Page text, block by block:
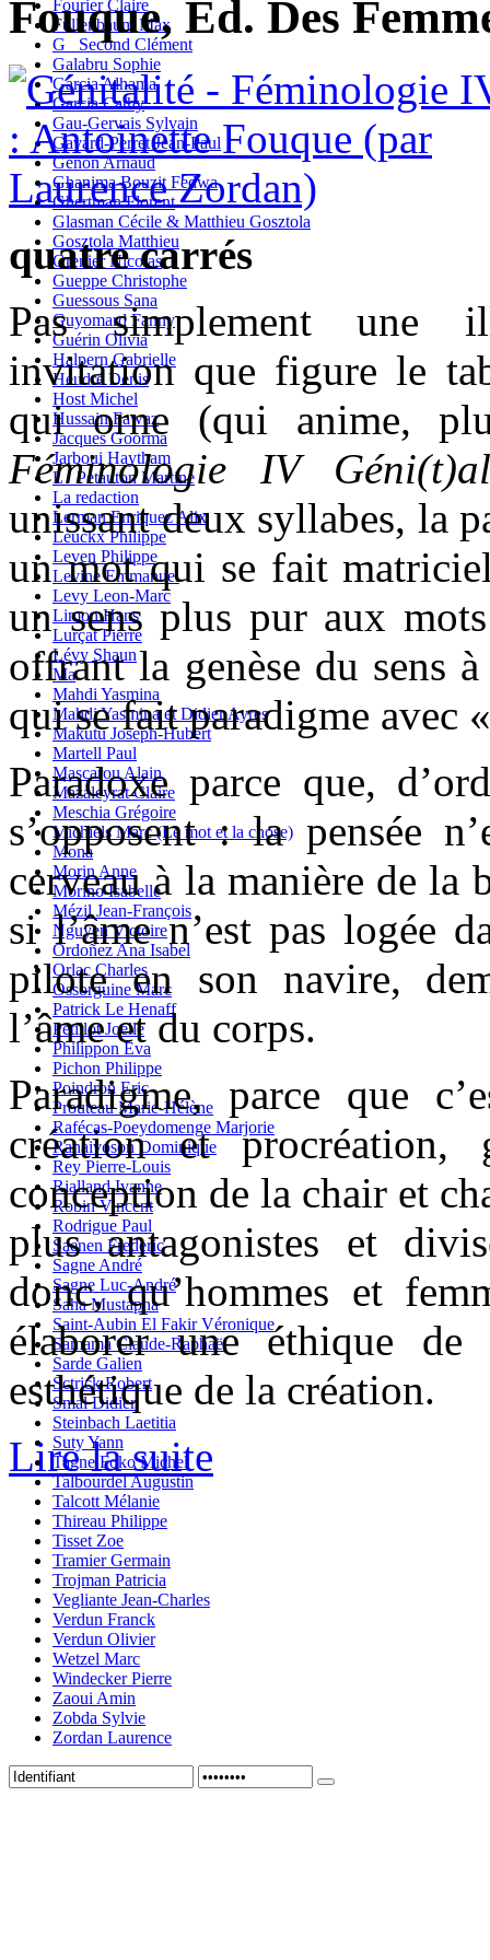
Fourier Claire
Fullenbaum Max
G_ Second Clément
Galabru Sophie
Garcia Alhama
Garcia Cathy
Gau-Gervais Sylvain
Gavard-Perret Jean-Paul
Genon Arnaud
Ghanima Bouzit Fedwa
Ghertman Florent
Glasman Cécile & Matthieu Gosztola
Gosztola Matthieu
Grenier Nicolas
Gueppe Christophe
Guessous Sana
Guyomard Fanny
Guérin Olivia
Halpern Gabrielle
Heudré Denis
Host Michel
Hussain Fawaz
Jacques Goorma
Jarboui Haytham
L_ Petauton Martine
La redaction
Lerman Enriquez Alix
Leuckx Philippe
Leven Philippe
Levine Emmanuel
Levy Leon-Marc
Limon Hans
Lurçat Pierre
Lévy Shaun
Ma
Mahdi Yasmina
Mahdi Yasmina et Didier Ayres
Makutu Joseph-Hubert
Martell Paul
Mascarou Alain
Mazaleyrat Claire
Meschia Grégoire
Michiels Marc (Le mot et la chose)
Mona
Morin Anne
Morino Isabelle
Mézil Jean-François
Nguyen Victoire
Ordoñez Ana Isabel
Orlac Charles
Ossorguine Marc
Patrick Le Henaff
Petillot Joelle
Philippon Eva
Pichon Philippe
Poindron Eric
Prouteau Marie-Hélène
Rafécas-Poeydomenge Marjorie
Ranaivoson Dominique
Rey Pierre-Louis
Rialland Ivanne
Robin Vincent
Rodrigue Paul
Saenen Frederic
Sagne André
Sagne Luc-André
Saha Mustapha
Saint-Aubin El Fakir Véronique
Samama Claude-Raphaël
Sarde Galien
Sctrick Robert
Smal Didier
Steinbach Laetitia
Suty Yann
Tagne Foko Michel
Talbourdel Augustin
Talcott Mélanie
Thireau Philippe
Tisset Zoe
Tramier Germain
Trojman Patricia
Vegliante Jean-Charles
Verdun Franck
Verdun Olivier
Wetzel Marc
Windecker Pierre
Zaoui Amin
Zobda Sylvie
Zordan Laurence
Fouque, Ed. Des
quatre carrés
Pas simplement une
invitation que figure le
qui orne (qui anime,
Féminologie IV
unissant deux syllabes, la
un mot qui se fait
un sens plus pur aux
offrant la genèse du sens
qui se fait paradigme avec
Paradoxe parce que,
s’opposent : la pensée
cerveau à la manière de la
si l’âme n’est pas logée
pilote en son navire,
l’âme et du corps.
Paradigme, parce que
création et procréation,
conception de la chair et
plus antagonistes et
donc, qu’hommes et
élaborer une éthique
esthétique de la création.
Lire la suite